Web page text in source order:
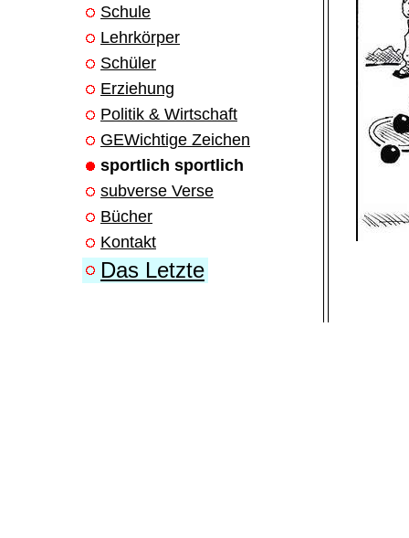
Schule
Lehrkörper
Schüler
Erziehung
Politik & Wirtschaft
GEWichtige Zeichen
sportlich sportlich
subverse Verse
Bücher
Kontakt
Das Letzte